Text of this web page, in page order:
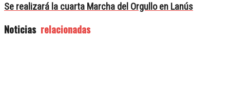
Se realizará la cuarta Marcha del Orgullo en Lanús
Noticias relacionadas